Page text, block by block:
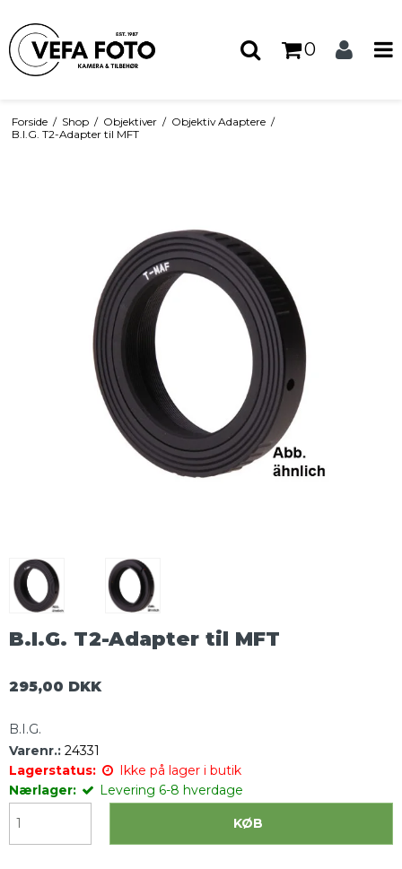
0
Forside / Shop / Objektiver / Objektiv Adaptere /
B.I.G. T2-Adapter til MFT
B.I.G. T2-Adapter til MFT
295,00 DKK
B.I.G.
Varenr.: 24331
Lagerstatus:
Ikke på lager i butik
Nærlager:
Levering 6-8 hverdage
KØB